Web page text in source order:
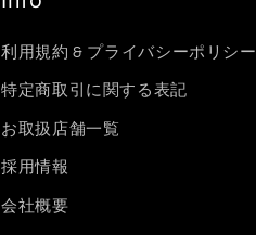
利用規約 & プライバシーポリシー
特定商取引に関する表記
お取扱店舗一覧
採用情報
会社概要